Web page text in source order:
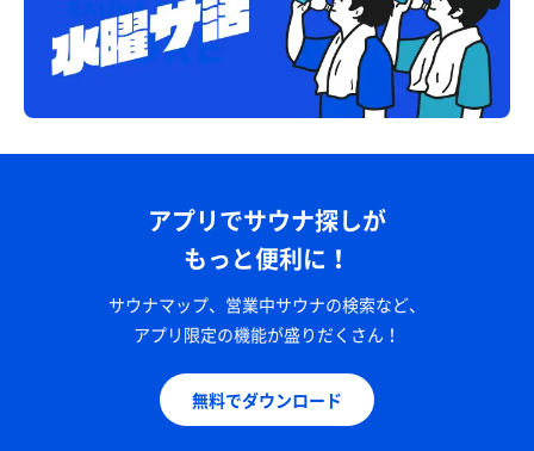
アプリでサウナ探しが
もっと便利に！
サウナマップ、営業中サウナの検索など、
アプリ限定の機能が盛りだくさん！
無料でダウンロード